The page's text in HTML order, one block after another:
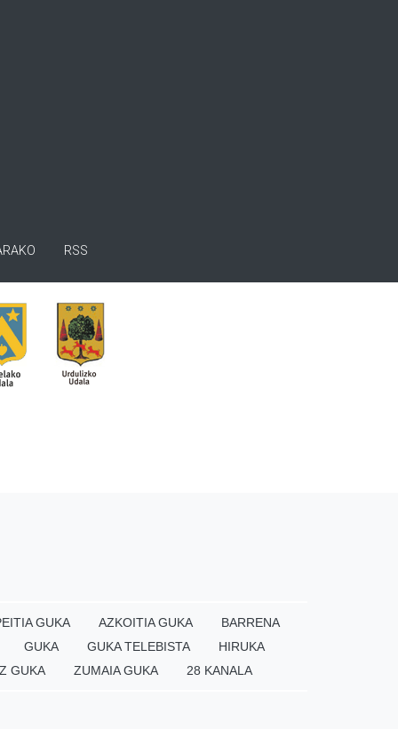
RSS
GUKA AZKOITIA GUKA
BARRENA
GUKA GUKA TELEBISTA
HIRUKA
GUKA ZUMAIA GUKA 28 KANALA